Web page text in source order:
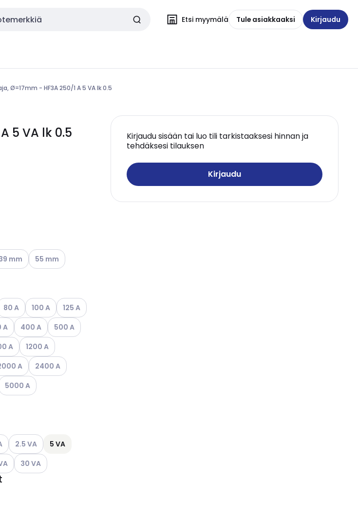
Etsi myymälä Tule asiakkaaksi Kirjaudu
Ø=17mm - HF3A 250/1 A 5 VA lk 0.5
5 VA lk 0.5
Kirjaudu sisään tai luo tili tarkistaaksesi hinnan ja
tehdäksesi tilauksen
Kirjaudu
vaihtoehdot
käytettävissä olevat vaihtoehdot
mm Katso käytettävissä olevat vaihtoehdot
55 mm
vaihtoehdot
vaihtoehdot
olevat vaihtoehdot
olevat vaihtoehdot
käytettävissä olevat vaihtoehdot
80 A Katso käytettävissä olevat vaihtoehdot
100 A Katso käytettävissä olevat vaihtoehdot
125 A
vaihtoehdot
käytettävissä olevat vaihtoehdot
A Katso käytettävissä olevat vaihtoehdot
400 A Katso käytettävissä olevat vaihtoehdot
500 A
vaihtoehdot
olevat vaihtoehdot
käytettävissä olevat vaihtoehdot
A Katso käytettävissä olevat vaihtoehdot
1200 A
vaihtoehdot
olevat vaihtoehdot
käytettävissä olevat vaihtoehdot
A Katso käytettävissä olevat vaihtoehdot
2400 A
vaihtoehdot
olevat vaihtoehdot
käytettävissä olevat vaihtoehdot
5000 A
vaihtoehdot
olevat vaihtoehdot
käytettävissä olevat vaihtoehdot
Katso käytettävissä olevat vaihtoehdot
2.5 VA
5 VA
vaihtoehdot
olevat vaihtoehdot
käytettävissä olevat vaihtoehdot
Katso käytettävissä olevat vaihtoehdot
30 VA